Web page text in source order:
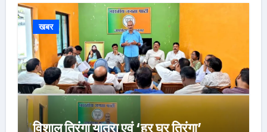
खबर
विशाल तिरंगा यात्रा एवं ‘हर घर तिरंगा’